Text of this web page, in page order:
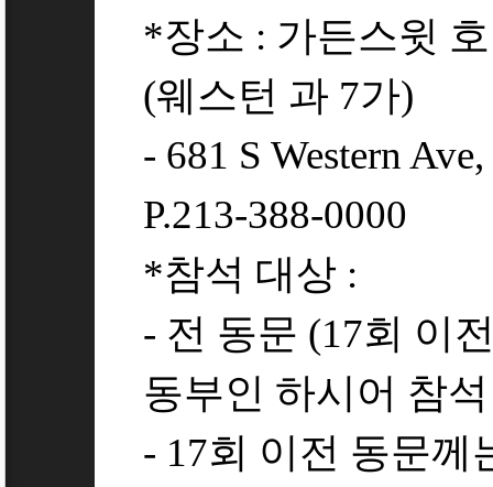
*장소 : 가든스윗 호
(웨스턴 과 7가)
- 681 S Western
P.213-388-0000
*참석 대상 :
- 전 동문 (17회 이
동부인 하시어 참
- 17회 이전 동문께